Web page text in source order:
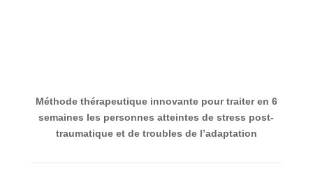
pour pratiquer la thérapie de la Reconsolidation et son
protocole thérapeutique. Elle vous permettra de prendre
en charge de manière efficiente les personnes souffrant